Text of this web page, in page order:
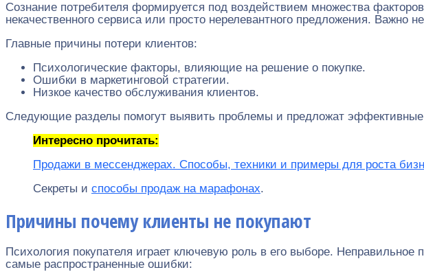
Сознание потребителя формируется под воздействием множества
некачественного сервиса или просто нерелевантного предложения. Важно
Главные причины потери клиентов:
Психологические факторы, влияющие на решение о покупке.
Ошибки в маркетинговой стратегии.
Низкое качество обслуживания клиентов.
Следующие разделы помогут выявить проблемы и предложат
Интересно прочитать:
Продажи в мессенджерах. Способы, техники и примеры для роста
Секреты и способы продаж на марафонах.
Причины почему клиенты не покупают
Психология покупателя играет ключевую роль в его выборе.
самые распространенные ошибки: